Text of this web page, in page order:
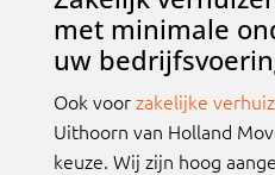
met minimale
uw
Ook voorzakelijke
Uithoorn van Holland
keuze. Wij zijn hoog